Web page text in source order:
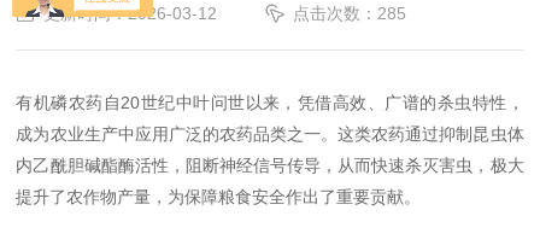
更新时间：2026-03-12 点击次数：285
有机磷农药自20世纪中叶问世以来，凭借高效、广谱的杀虫特性，
成为农业生产中应用广泛的农药品类之一。这类农药通过抑制昆虫体
内乙酰胆碱酯酶活性，阻断神经信号传导，从而快速杀灭害虫，极大
提升了农作物产量，为保障粮食安全作出了重要贡献。